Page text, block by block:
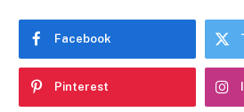
Facebook
Pinterest